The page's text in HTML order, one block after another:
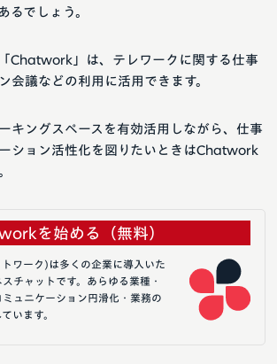
るでしょう。
Chatwork」は、テレワークに関する仕事
会議などの利用に活用できます。
キングスペースを有効活用しながら、仕事
ション活性化を図りたいときはChatwork
を始める（無料）
ワーク)は多くの企業に導入いた
チャットです。あらゆる業種・
ュニケーション円滑化・業務の
います。